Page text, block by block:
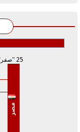
25
صفر
مصر